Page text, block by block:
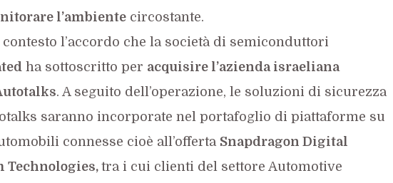
l’ambientecircostante.
l’accordo che la società di semiconduttori
ha sottoscritto per acquisire l’azienda israeliana
. A seguito dell’operazione, le soluzioni di sicurezza
saranno incorporate nel portafoglio di piattaforme su
connesse cioè all’offerta Snapdragon Digital
Technologies, tra i cui clienti del settore Automotive